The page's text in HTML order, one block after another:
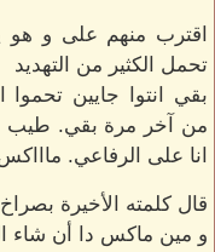
اقترب منهم على و هو
تحمل الكثير من التهديد
بقي انتوا جايين
من آخر مرة بقي. طيب
انا على الرفاعي.
قال كلمته الأخيرة
و مين ماكس دا أن شاء